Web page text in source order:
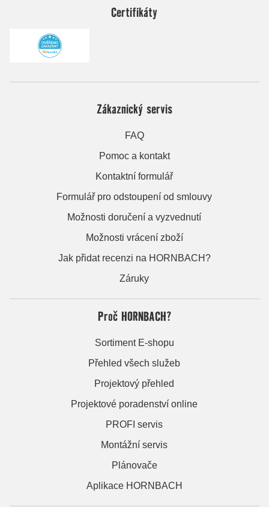
Certifikáty
Zákaznický servis
FAQ
Pomoc a kontakt
Kontaktní formulář
Formulář pro odstoupení od smlouvy
Možnosti doručení a vyzvednutí
Možnosti vrácení zboží
Jak přidat recenzi na HORNBACH?
Záruky
Proč HORNBACH?
Sortiment E-shopu
Přehled všech služeb
Projektový přehled
Projektové poradenství online
PROFI servis
Montážní servis
Plánovače
Aplikace HORNBACH